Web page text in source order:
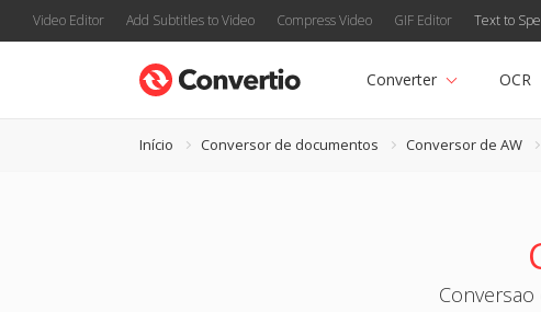
Video Editor Add Subtitles to Video Compress Video GIF Editor Text to
Converter OCR
Início Conversor de documentos Conversor de AW
Conversao